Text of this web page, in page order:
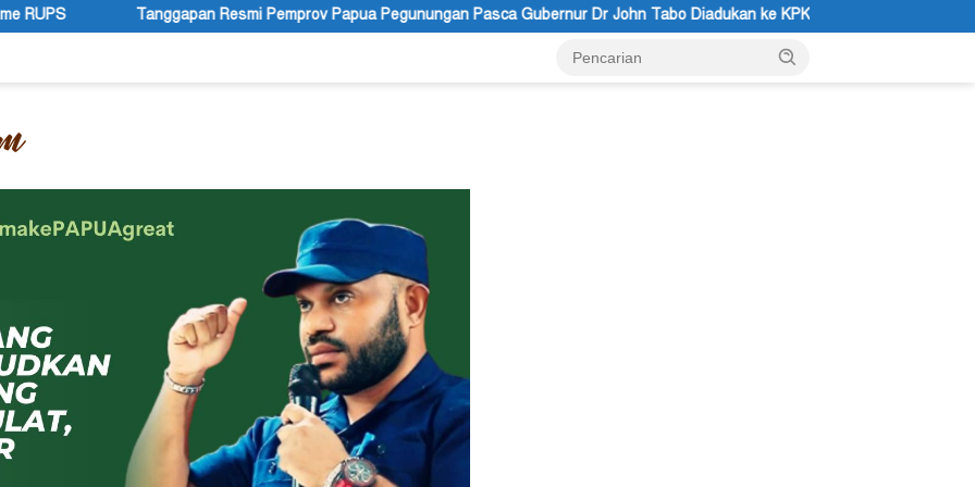
Pemprov Papua Pegunungan Pasca Gubernur Dr John Tabo Diadukan ke KPK RI Puisi: Altar Honai, Negara Suci, dan